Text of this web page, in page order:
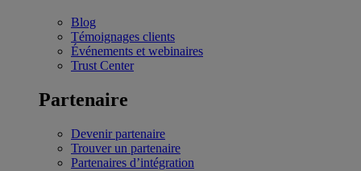
Blog
Témoignages clients
Événements et webinaires
Trust Center
Partenaire
Devenir partenaire
Trouver un partenaire
Partenaires d’intégration